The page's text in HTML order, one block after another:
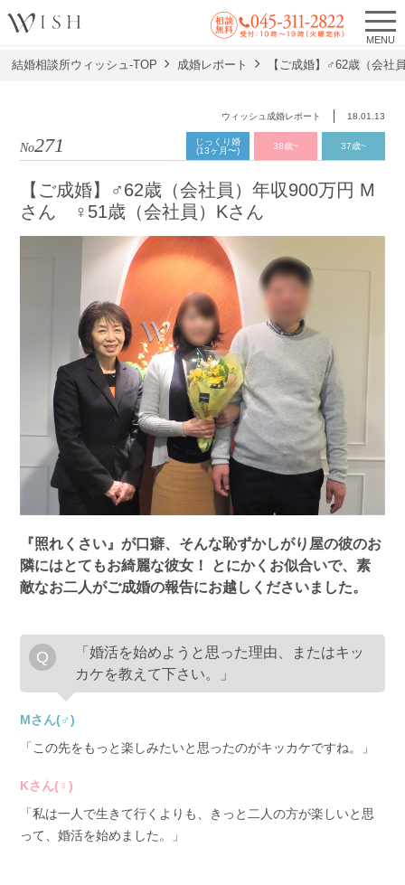
MENU
結婚相談所ウィッシュ-TOP 成婚レポート 【ご成婚】♂62歳（会
ウィッシュ成婚レポート 18.01.13
No.271
じっくり婚
(13ヶ月〜)
38歳~ 37歳~
【ご成婚】♂62歳（会社員）年収900万円 M
さん ♀51歳（会社員）Kさん
『照れくさい』が口癖、そんな恥ずかしがり屋の彼のお
隣にはとてもお綺麗な彼女！
とにかくお似合いで、素
敵なお二人がご成婚の報告にお越しくださいました。
「婚活を始めようと思った理由、またはキッ
カケを教えて下さい。」
Mさん(♂)
「この先をもっと楽しみたいと思ったのがキッカケですね。」
Kさん(♀)
「私は一人で生きて行くよりも、きっと二人の方が楽しいと思
って、婚活を始めました。」